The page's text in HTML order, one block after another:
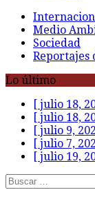
Medio
Sociedad
Reportajes
Lo último
[ julio 18,
[ julio 18,
[ julio 9,
[ julio 7,
[ julio 19,
Buscar: